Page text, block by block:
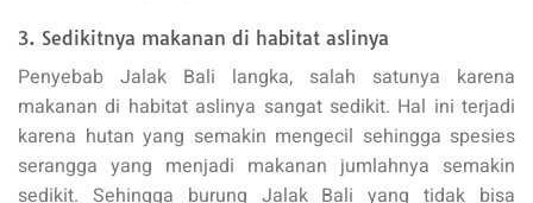
3. Sedikitnya makanan di habitat aslinya
Penyebab Jalak Bali langka, salah satunya karena
makanan di habitat aslinya sangat sedikit. Hal ini terjadi
karena hutan yang semakin mengecil sehingga spesies
serangga yang menjadi makanan jumlahnya semakin
sedikit. Sehingga burung Jalak Bali yang tidak bisa